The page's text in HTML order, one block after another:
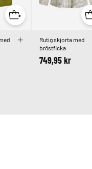
Rutig skjorta med
bröstficka
749,95 kr